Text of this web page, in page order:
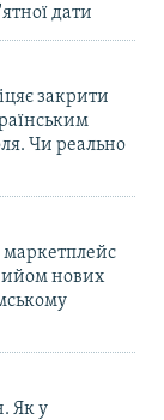
дати
закрити
Чи реально
маркетплейс
нових
Як у